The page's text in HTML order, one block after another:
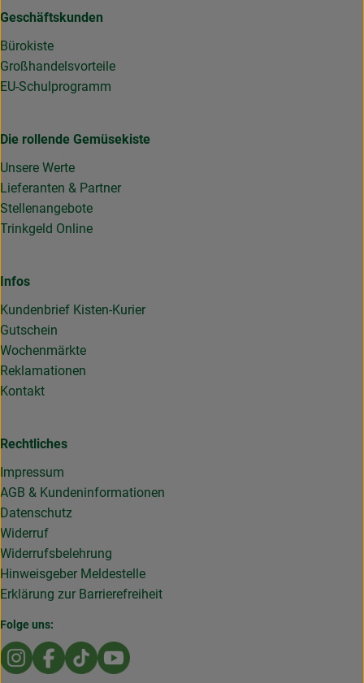
Geschäftskunden
Bürokiste
Großhandelsvorteile
EU-Schulprogramm
Die rollende Gemüsekiste
Unsere Werte
Lieferanten & Partner
Stellenangebote
Trinkgeld Online
Infos
Kundenbrief Kisten-Kurier
Gutschein
Wochenmärkte
Reklamationen
Kontakt
Rechtliches
Impressum
AGB & Kundeninformationen
Datenschutz
Widerruf
Widerrufsbelehrung
Hinweisgeber Meldestelle
Erklärung zur Barrierefreiheit
Folge uns:
Externer Link zu https://www.instagram.com/
Externer Link zu https://www.facebook.com/
Externer Link zu https://www.tiktok.com/
Externer Link zu https://